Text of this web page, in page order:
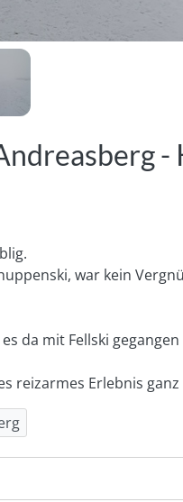
-
war kein
da mit Fellski
reizarmes Erlebnis